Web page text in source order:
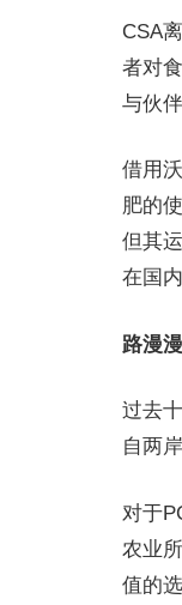
CSA
者对
与伙
借用
肥的
但其
在国
路漫
过去
自两
对于
农业
值的